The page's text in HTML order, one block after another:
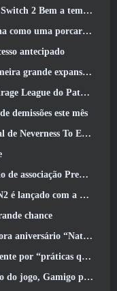
atualização, O Shadowgrapher
diz que isso não acontece mais
antecipado
na transmissão ao vivo Hexi
do Path Of Exile
demissões este mês
To Everness
as mudanças recentes no MMORPG
a atualização de hoje
chance
missões e recompensas especiais
em perigo e exploram crianças”
do MMO medieval Glory Victis